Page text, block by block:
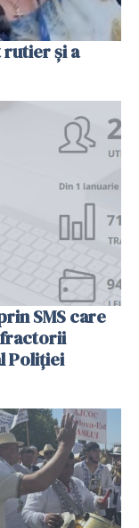
rutier și a
SMS care
Poliției